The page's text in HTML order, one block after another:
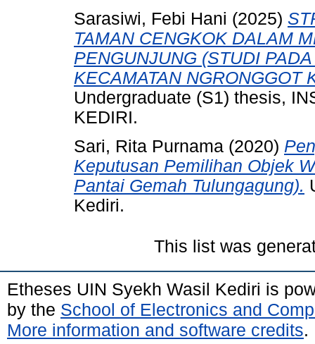
Sarasiwi, Febi Hani (2025)
TAMAN CENGKOK DALAM
PENGUNJUNG (STUDI
KECAMATAN NGRONGGOT
Undergraduate (S1) thesis,
KEDIRI.
Sari, Rita Purnama (2020)
Keputusan Pemilihan Objek
Pantai Gemah Tulungagung).
Kediri.
This list was
Etheses UIN Syekh Wasil Kediri is
by the School of Electronics and
More information and software credits.